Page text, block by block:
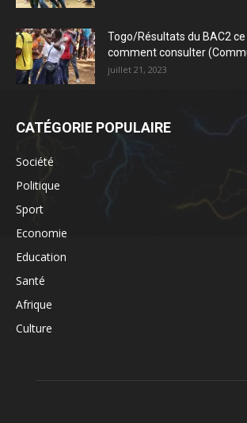
Togo/Résultats du BAC2
comment consulter
juillet 21, 2023
CATÉGORIE POPULAIRE
Société
Politique
Sport
Economie
Education
Santé
Afrique
Culture